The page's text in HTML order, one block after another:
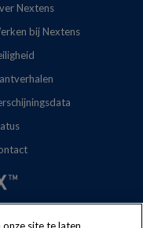
Nextens
bij Nextens